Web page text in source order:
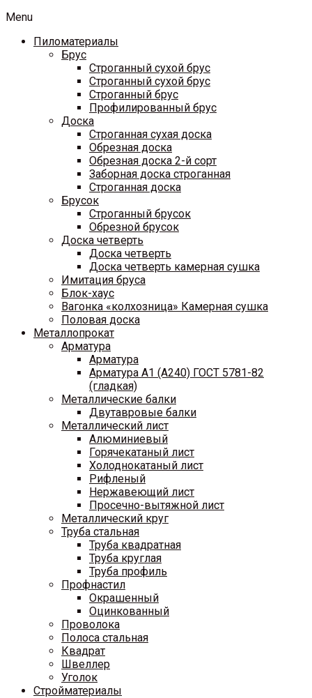
Menu
Пиломатериалы
Брус
Строганный сухой брус
Строганный сухой брус
Строганный брус
Профилированный брус
Доска
Строганная сухая доска
Обрезная доска
Обрезная доска 2-й сорт
Заборная доска строганная
Строганная доска
Брусок
Строганный брусок
Обрезной брусок
Доска четверть
Доска четверть
Доска четверть камерная сушка
Имитация бруса
Блок-хаус
Вагонка «колхозница» Камерная сушка
Половая доска
Металлопрокат
Арматура
Арматура
Арматура A1 (A240) ГОСТ 5781-82
(гладкая)
Металлические балки
Двутавровые балки
Металлический лист
Алюминиевый
Горячекатаный лист
Холоднокатаный лист
Рифленый
Нержавеющий лист
Просечно-вытяжной лист
Металлический круг
Труба стальная
Труба квадратная
Труба круглая
Труба профиль
Профнастил
Окрашенный
Оцинкованный
Проволока
Полоса стальная
Квадрат
Швеллер
Уголок
Стройматериалы